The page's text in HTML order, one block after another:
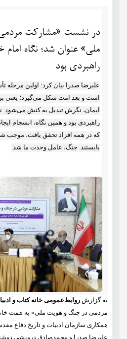
در نشست «مشارکت
ملی» عنوان شد؛ نگاه امام
راهبردی بود
علیرضا صدرا بیان کرد: اولین مرحله
است و بعد امت شکل می‌گیرد؛ یعنی
ایمان، نگرش تبدیل به کنش می‌شود.
راهبردی بود و همین نگاه، انسجام
که در همه افراد تحقق یافت، موجب
بایستند. جنگ، عامل وحدت ما شد.
به گزارش روابط‌عمومی خانه کتاب و
مردمی در جنگ و هویت ملی» به همت خانه
همکاری سازمان ادبیات و تاریخ دفاع